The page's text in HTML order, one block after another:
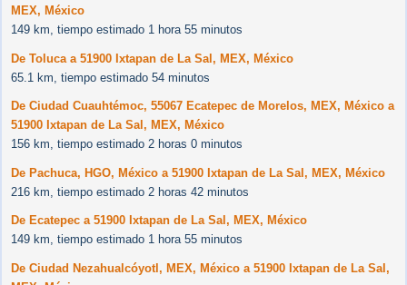
MEX, México
149 km, tiempo estimado 1 hora 55 minutos
De Toluca a 51900 Ixtapan de La Sal, MEX, México
65.1 km, tiempo estimado 54 minutos
De Ciudad Cuauhtémoc, 55067 Ecatepec de Morelos, MEX, México a
51900 Ixtapan de La Sal, MEX, México
156 km, tiempo estimado 2 horas 0 minutos
De Pachuca, HGO, México a 51900 Ixtapan de La Sal, MEX, México
216 km, tiempo estimado 2 horas 42 minutos
De Ecatepec a 51900 Ixtapan de La Sal, MEX, México
149 km, tiempo estimado 1 hora 55 minutos
De Ciudad Nezahualcóyotl, MEX, México a 51900 Ixtapan de La Sal,